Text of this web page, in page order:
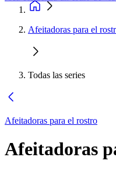
Afeitadoras para el
Todas las series
Afeitadoras para el rostro
Afeitadoras